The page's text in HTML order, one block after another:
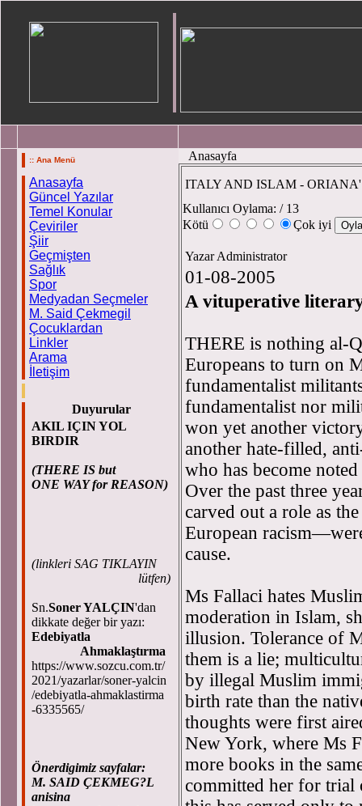
:: Ana Menü
Anasayfa
Güncel Yazılar
Temel Konular
Çeviriler
Şiir
Geçmişten
Sağlık
Spor
Medyadan Seçmeler
M. Said Çekmegil
Çocuklardan
Linkler
Arama
İletişim
Duyurular
AKIL IÇIN YOL
BIRDIR
(THERE IS but
ONE WAY for REASON)
(linkleri SAG TIKLAYIN
lütfen)
Sn.Soner YALÇIN'dan
dikkate değer bir yazı:
Edebiyatla
Ahmaklaştırma
https://www.sozcu.com.tr/
2021/yazarlar/soner-yalcin
/edebiyatla-ahmaklastirma
-6335565/
Önerdigimiz sayfalar:
M. SAID ÇEKMEG?L
anisina
Anasayfa
ITALY AND ISLAM -
Kullanıcı Oylama: / 13
Kötü
Çok iyi
Yazar Administrator
01-08-2005
A vituperative
THERE is nothing al-
Europeans to turn on
fundamentalist
fundamentalist nor
won yet another
another hate-filled,
who has become
Over the past three
carved out a role as
European
cause.
Ms Fallaci hates
moderation in Islam,
illusion. Tolerance of
them is a lie;
by illegal Muslim
birth rate than the
thoughts were first
New York, where Ms
more books in the
committed her for trial